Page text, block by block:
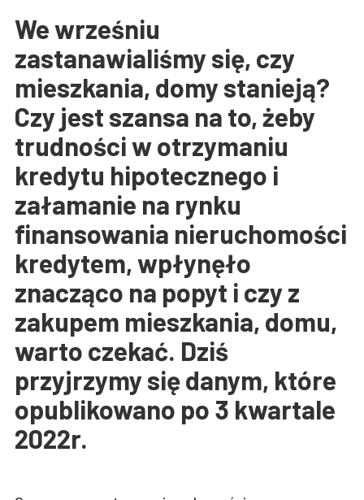
We wrześniu
zastanawialiśmy się, czy
mieszkania, domy stanieją?
Czy jest szansa na to, żeby
trudności w otrzymaniu
kredytu hipotecznego i
załamanie na rynku
finansowania nieruchomości
kredytem, wpłynęło
znacząco na popyt i czy z
zakupem mieszkania, domu,
warto czekać. Dziś
przyjrzymy się danym, które
opublikowano po 3 kwartale
2022r.